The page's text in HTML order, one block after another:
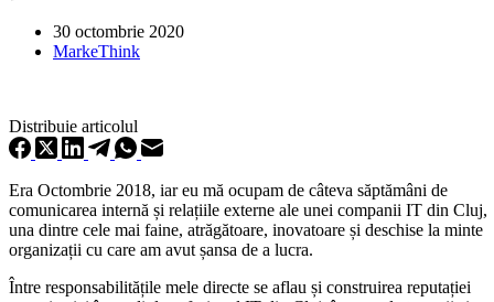
30 octombrie 2020
MarkeThink
Distribuie articolul
Era Octombrie 2018, iar eu mă ocupam de câteva săptămâni de
comunicarea internă și relațiile externe ale unei companii IT din Cluj,
una dintre cele mai faine, atrăgătoare, inovatoare și deschise la minte
organizații cu care am avut șansa de a lucra.
Între responsabilitățile mele directe se aflau și construirea reputației